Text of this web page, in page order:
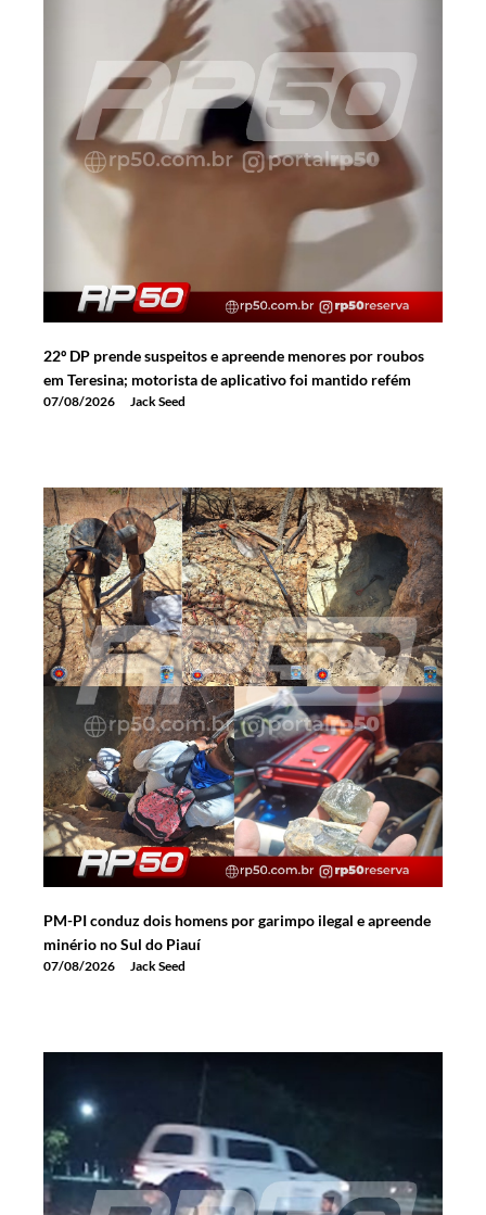
22º DP prende suspeitos e apreende menores por roubos
em Teresina; motorista de aplicativo foi mantido refém
07/08/2026 Jack Seed
PM-PI conduz dois homens por garimpo ilegal e apreende
minério no Sul do Piauí
07/08/2026 Jack Seed